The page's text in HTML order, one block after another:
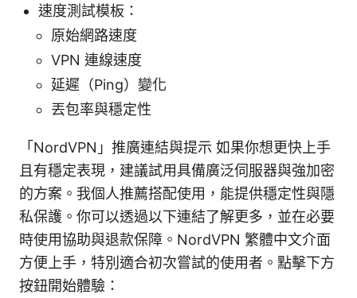
速度測試模板：
原始網路速度
VPN 連線速度
延遲（Ping）變化
丟包率與穩定性
「NordVPN」推廣連結與提示 如果你想更快上手
且有穩定表現，建議試用具備廣泛伺服器與強加密
的方案。我個人推薦搭配使用，能提供穩定性與隱
私保護。你可以透過以下連結了解更多，並在必要
時使用協助與退款保障。NordVPN 繁體中文介面
方便上手，特別適合初次嘗試的使用者。點擊下方
按鈕開始體驗：